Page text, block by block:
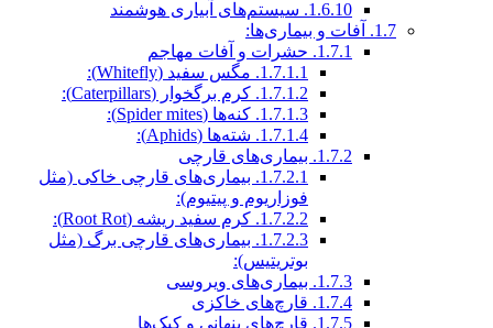
1.6.10. سیستم‌های آبیاری هوشمند
1.7.
آفات و بیماری‌ها:
1.7.1. حشرات و آفات مهاجم
1.7.1.1. مگس سفید (Whitefly):
1.7.1.2. کرم برگخوار (Caterpillars):
1.7.1.3. کنه‌ها (Spider mites):
1.7.1.4. شته‌ها (Aphids):
1.7.2. بیماری‌های قارچی
1.7.2.1. بیماری‌های قارچی خاکی (مثل
فوزاریوم و پیتیوم):
1.7.2.2. کرم سفید ریشه (Root Rot):
1.7.2.3. بیماری‌های قارچی برگ (مثل
بوتریتیس):
1.7.3. بیماری‌های ویروسی
1.7.4. قارچ‌های خاکزی
1.7.5. قارچ‌های پنهانی و کپک‌ها